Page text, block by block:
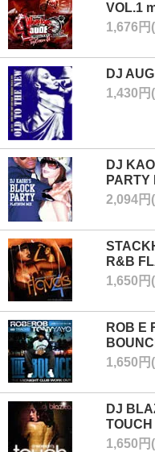
VOL.1
1,676円
DJ
1,430円
DJ
PARTY
2,094円
R&B
1,650円
ROB E
1,650円
DJ
TOUCH
1,650円